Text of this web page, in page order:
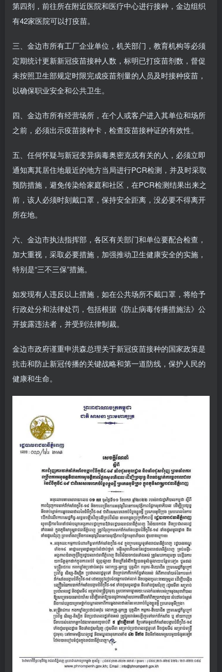
第四剂，前往所在附近医院和医疗中心进行接种，金边组织
有42家医院可以打疫苗。
三、金边市所有工厂企业单位，机关部门，教育机构等必须
定期统计更新新冠疫苗接种人数，标明已打疫苗剂数，督促
未按照卫生部规定时限完成疫苗剂量的人员及时接种疫苗，
以确保职业安全和公共卫生。
四、金边市所有经营场所，在个人或客户进入其单位和场所
之前，必须出示疫苗接种卡，检查疫苗接种证的有效性。
五、任何怀疑与新冠变异病毒奥密克戎有关的人，必须立即
通知离其居住地最近的地方当局进行PCR检测，并及时采取
预防措施，避免传染给家庭和社区，在PCR检测结果出来之
前，该人必须时刻戴口罩，保持安全距离，没必要不得离开
所在地。
六、金边市执法指挥部，各区有关部门和单位要配合检查，
加大重视，采取必要措施，加强推动卫生健康安全的实施，
特别是“三不三保”措施。
如发现有人违反以上措施，如在公共场所不戴口罩，将给予
行政处分和法律处罚，包括根据《防止病毒传播措施法》公
开披露违法者，并受到法律制裁。
金边市政府谨重申洪森总理关于新冠疫苗接种的国家政策是
抗击和防止新冠传播的关键战略和第一道防线，保护人民的
健康和生命。